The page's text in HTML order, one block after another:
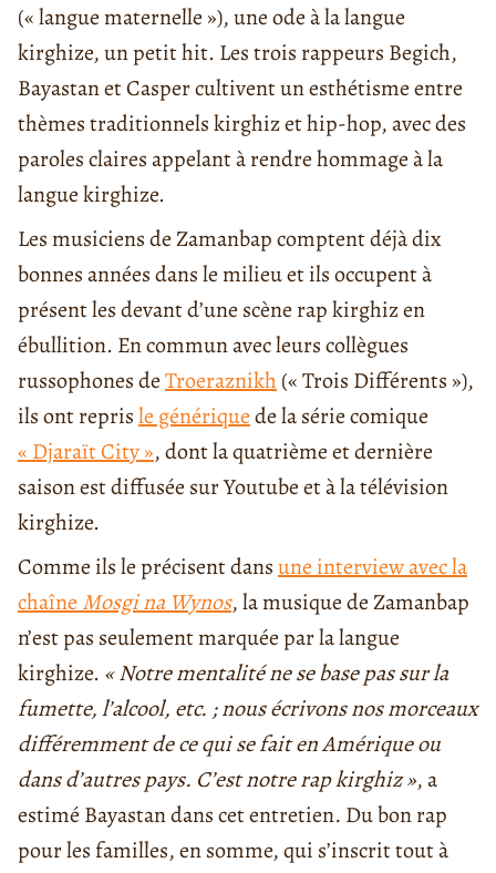
(« langue maternelle »), une ode à la langue
kirghize, un petit hit. Les trois rappeurs Begich,
Bayastan et Casper cultivent un esthétisme entre
thèmes traditionnels kirghiz et hip-hop, avec des
paroles claires appelant à rendre hommage à la
langue kirghize.
Les musiciens de Zamanbap comptent déjà dix
bonnes années dans le milieu et ils occupent à
présent les devant d’une scène rap kirghiz en
ébullition. En commun avec leurs collègues
russophones deTroeraznikh (« Trois Différents »),
ils ont reprisle génériquede la série comique
« Djaraït City », dont la quatrième et dernière
saison est diffusée sur Youtube et à la télévision
kirghize.
Comme ils le précisent dansune interview avec la
chaîne Mosgi na Wynos, la musique de Zamanbap
n’est pas seulement marquée par la langue
kirghize. « Notre mentalité ne se base pas sur la
fumette, l’alcool, etc. ; nous écrivons nos morceaux
différemment de ce qui se fait en Amérique ou
dans d’autres pays. C’est notre rap kirghiz », a
estimé Bayastan dans cet entretien. Du bon rap
pour les familles, en somme, qui s’inscrit tout à